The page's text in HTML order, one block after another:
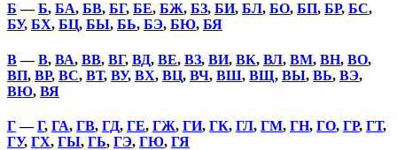
Б —Б, БА, БВ, БГ, БЕ, БЖ, БЗ, БИ, БЛ, БО, БП, БР, БС,
БУ, БХ, БЦ, БЫ, БЬ, БЭ, БЮ, БЯ
В—В, ВА, ВВ, ВГ, ВД, ВЕ, ВЗ, ВИ, ВК, ВЛ, ВМ, ВН, ВО,
ВП, ВР, ВС, ВТ, ВУ, ВХ, ВЦ, ВЧ, ВШ, ВЩ, ВЫ, ВЬ, ВЭ,
ВЮ, ВЯ
Г—Г, ГА, ГВ, ГД, ГЕ, ГЖ, ГИ, ГК, ГЛ, ГМ, ГН, ГО, ГР, ГТ,
ГУ, ГХ, ГЫ, ГЬ, ГЭ, ГЮ, ГЯ